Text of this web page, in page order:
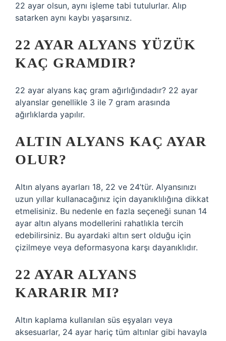
22 ayar olsun, aynı işleme tabi tutulurlar. Alıp
satarken aynı kaybı yaşarsınız.
22 AYAR ALYANS YÜZÜK
KAÇ GRAMDIR?
22 ayar alyans kaç gram ağırlığındadır? 22 ayar
alyanslar genellikle 3 ile 7 gram arasında
ağırlıklarda yapılır.
ALTIN ALYANS KAÇ AYAR
OLUR?
Altın alyans ayarları 18, 22 ve 24’tür. Alyansınızı
uzun yıllar kullanacağınız için dayanıklılığına dikkat
etmelisiniz. Bu nedenle en fazla seçeneği sunan 14
ayar altın alyans modellerini rahatlıkla tercih
edebilirsiniz. Bu ayardaki altın sert olduğu için
çizilmeye veya deformasyona karşı dayanıklıdır.
22 AYAR ALYANS
KARARIR MI?
Altın kaplama kullanılan süs eşyaları veya
aksesuarlar, 24 ayar hariç tüm altınlar gibi havayla